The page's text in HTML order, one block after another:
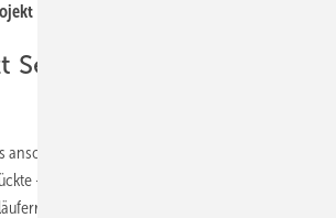
Reußenköge in Nordfriesland
Sechs-MW-Anlagen
ansonsten nur einen weiteren Windpark mit
– den Sechs-Turbinen-Bürgerwindpark
des Münsterlandes –, verbuchten